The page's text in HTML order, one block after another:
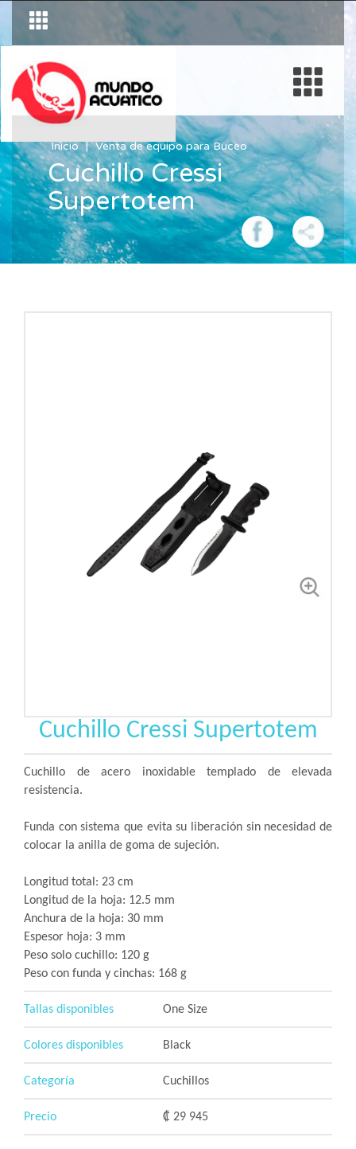
Inicio Venta de equipo para Buceo
Cuchillo Cressi
Supertotem
Cuchillo Cressi Supertotem
Cuchillo de acero inoxidable templado de elevada
resistencia.
Funda con sistema que evita su liberación sin necesidad de
colocar la anilla de goma de sujeción.
Longitud total: 23 cm
Longitud de la hoja: 12.5 mm
Anchura de la hoja: 30 mm
Espesor hoja: 3 mm
Peso solo cuchillo: 120 g
Peso con funda y cinchas: 168 g
Tallas disponibles One Size
Colores disponibles Black
Categoría Cuchillos
Precio ₡ 29 945